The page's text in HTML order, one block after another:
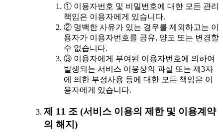
① 이용자번호 및 비밀번호에 대한 모든 관리
책임은 이용자에게 있습니다.
② 명백한 사유가 있는 경우를 제외하고는 이
용자가 이용자번호를 공유, 양도 또는 변경할
수 없습니다.
③ 이용자에게 부여된 이용자번호에 의하여
발생되는 서비스 이용상의 과실 또는 제3자
에 의한 부정사용 등에 대한 모든 책임은 이
용자에게 있습니다.
제 11 조 (서비스 이용의 제한 및 이용계약
의 해지)